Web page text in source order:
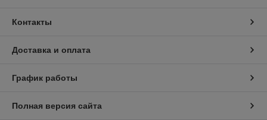
Контакты
Доставка и оплата
График работы
Полная версия сайта